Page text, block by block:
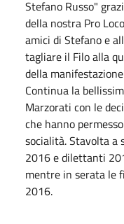
Stefano Russo"
della nostra Pro
amici di Stefano e
tagliare il Filo alla
della
Continua la
Marzorati con le
che hanno
socialità. Stavolta a
2016 e dilettanti
mentre in serata le
2016.